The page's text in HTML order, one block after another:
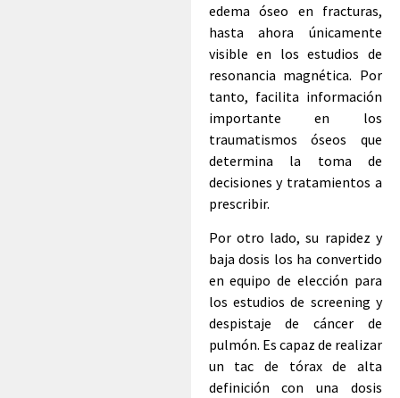
edema óseo en fracturas,
hasta ahora únicamente
visible en los estudios de
resonancia magnética. Por
tanto, facilita información
importante en los
traumatismos óseos que
determina la toma de
decisiones y tratamientos a
prescribir.
Por otro lado, su rapidez y
baja dosis los ha convertido
en equipo de elección para
los estudios de screening y
despistaje de cáncer de
pulmón. Es capaz de realizar
un tac de tórax de alta
definición con una dosis